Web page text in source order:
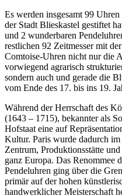
Es werden insgesamt 99
der Stadt Blieskastel gestiftet
und 2 wunderbaren
restlichen 92 Zeitmesser mit
Comtoise-Uhren nicht nur die
vorwiegend agrarisch
sondern auch und gerade die
vom Ende des 17. bis ins 19.
Während der Herrschaft des
(1643 – 1715), bekannter als
Hofstaat eine auf
Kultur. Paris wurde dadurch
Zentrum, Produktionsstätte
ganz Europa. Das Renommee
Pendeluhren ging über die
primär auf der hohen
handwerklicher Meisterschaft